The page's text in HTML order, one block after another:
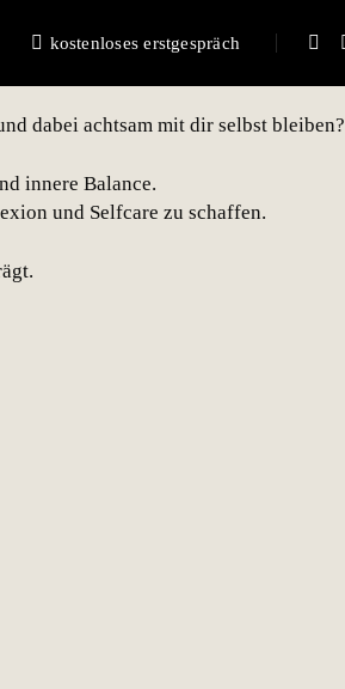
kostenloses erstgespräch
dabei achtsam mit dir selbst bleiben?
innere Balance.
und Selfcare zu schaffen.